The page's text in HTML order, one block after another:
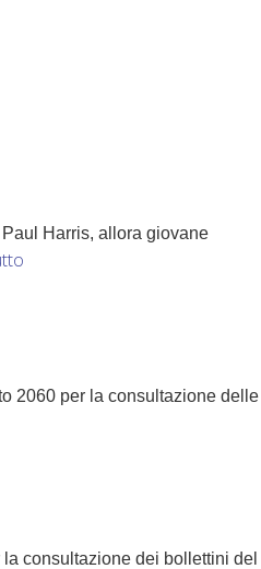
Harris, allora giovane
2060 per la consultazione delle
consultazione dei bollettini del